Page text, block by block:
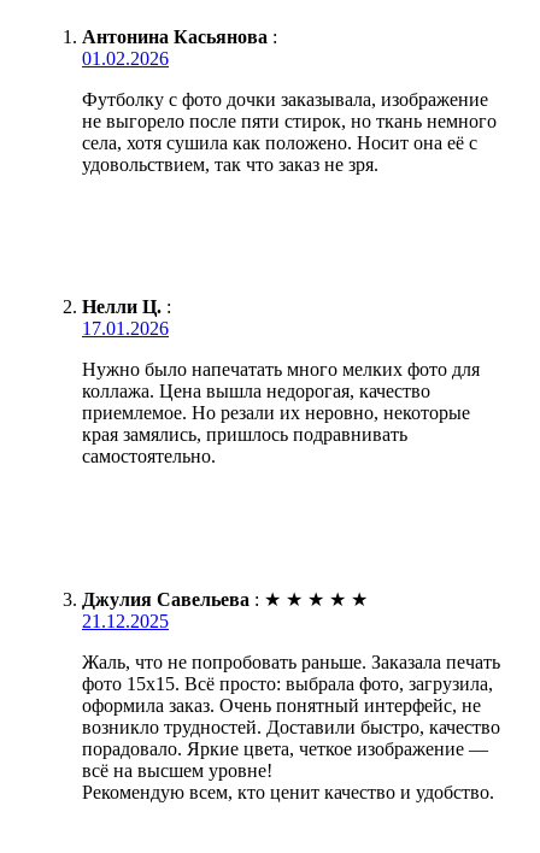
Антонина Касьянова :
01.02.2026
Футболку с фото дочки заказывала, изображение
не выгорело после пяти стирок, но ткань немного
села, хотя сушила как положено. Носит она её с
удовольствием, так что заказ не зря.
Нелли Ц. :
17.01.2026
Нужно было напечатать много мелких фото для
коллажа. Цена вышла недорогая, качество
приемлемое. Но резали их неровно, некоторые
края замялись, пришлось подравнивать
самостоятельно.
Джулия Савельева : ★ ★ ★ ★ ★
21.12.2025
Жаль, что не попробовать раньше. Заказала печать
фото 15х15. Всё просто: выбрала фото, загрузила,
оформила заказ. Очень понятный интерфейс, не
возникло трудностей. Доставили быстро, качество
порадовало. Яркие цвета, четкое изображение —
всё на высшем уровне!
Рекомендую всем, кто ценит качество и удобство.